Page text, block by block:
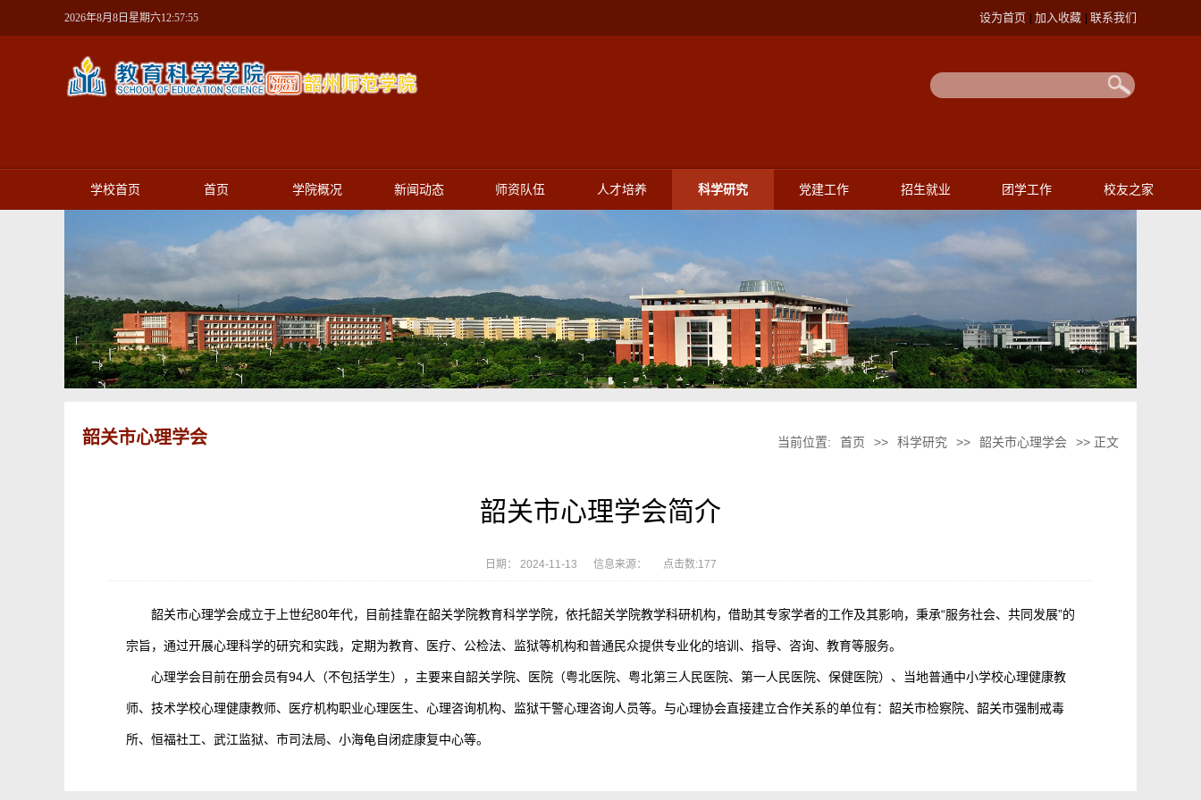
2026年8月8日星期六12:57:55 设为首页 加入收藏 联系我们
学校首页 首页 学院概况 新闻动态 师资队伍 人才培养 科学研究 党建工作 招生就业 团学工作 校友之家
韶关市心理学会 当前位置: 首页 >> 科学研究 >> 韶关市心理学会 >> 正文
韶关市心理学会简介
日期： 2024-11-13 信息来源： 点击数:177
韶关市心理学会成立于上世纪80年代，目前挂靠在韶关学院教育科学学院，依托韶关学院教学科研机构，借助其专家学者的工作及其影响，秉承“服务社会、共同发展”的
宗旨，通过开展心理科学的研究和实践，定期为教育、医疗、公检法、监狱等机构和普通民众提供专业化的培训、指导、咨询、教育等服务。
心理学会目前在册会员有94人（不包括学生），主要来自韶关学院、医院（粤北医院、粤北第三人民医院、第一人民医院、保健医院）、当地普通中小学校心理健康教
师、技术学校心理健康教师、医疗机构职业心理医生、心理咨询机构、监狱干警心理咨询人员等。与心理协会直接建立合作关系的单位有：韶关市检察院、韶关市强制戒毒
所、恒福社工、武江监狱、市司法局、小海龟自闭症康复中心等。